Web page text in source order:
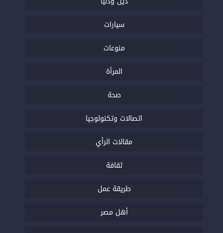
سيارات
منوعات
المرأة
صحة
اتصالات وتكنولوجيا
مقالات الرأي
ثقافة
طريقة عمل
أهل مصر